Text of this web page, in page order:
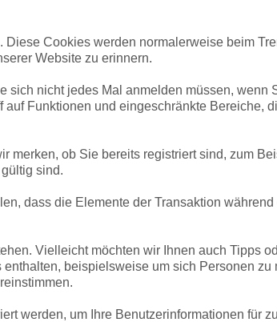
Cookies werden normalerweise beim
Website zu erinnern.
nicht jedes Mal anmelden müssen, wenn
Funktionen und eingeschränkte Bereiche,
merken, ob Sie bereits registriert sind, zum
sind.
dass die Elemente der Transaktion
Vielleicht möchten wir Ihnen auch Tipps
beispielsweise um sich Personen zu
werden, um Ihre Benutzerinformationen für